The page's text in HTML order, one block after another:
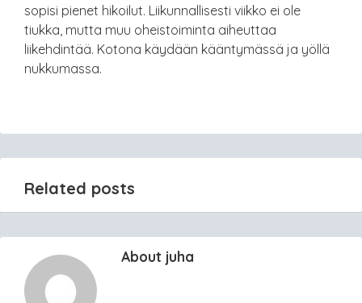
sopisi pienet hikoilut. Liikunnallisesti viikko ei ole
tiukka, mutta muu oheistoiminta aiheuttaa
liikehdintää. Kotona käydään kääntymässä ja yöllä
nukkumassa.
Related posts
About juha